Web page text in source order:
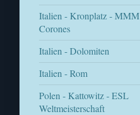
Italien - Kronplatz - MMM
Corones
Italien - Dolomiten
Italien - Rom
Polen - Kattowitz - ESL
Weltmeisterschaft